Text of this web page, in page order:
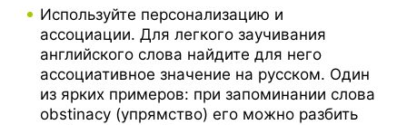
Используйте персонализацию и
ассоциации. Для легкого заучивания
английского слова найдите для него
ассоциативное значение на русском. Один
из ярких примеров: при запоминании слова
obstinacy (упрямство) его можно разбить